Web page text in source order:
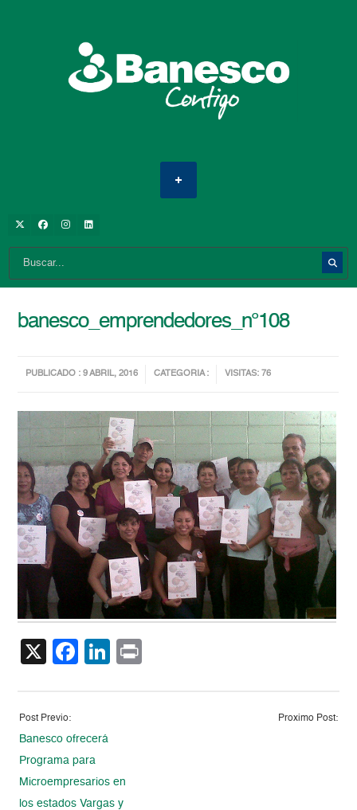
banesco_emprendedores_n°108
PUBLICADO : 9 ABRIL, 2016 CATEGORIA : VISITAS: 76
X Facebook
LinkedIn
Post Previo:
Banesco ofrecerá
Programa para
Microempresarios en
los estados Vargas y
Proximo Post: